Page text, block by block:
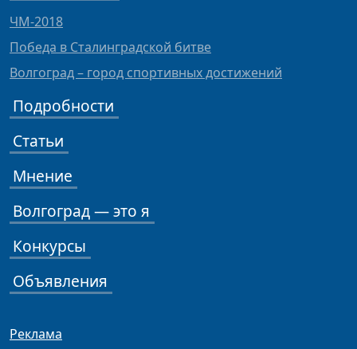
ЧМ-2018
Победа в Сталинградской битве
Волгоград – город спортивных достижений
Подробности
Статьи
Мнение
Волгоград — это я
Конкурсы
Объявления
Реклама